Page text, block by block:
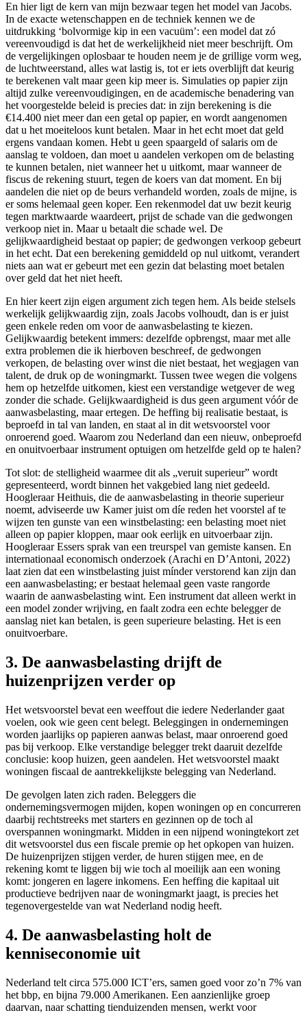
En hier ligt de kern van mijn bezwaar tegen het model van Jacobs.
In de exacte wetenschappen en de techniek kennen we de
uitdrukking ‘bolvormige kip in een vacuüm’: een model dat zó
vereenvoudigd is dat het de werkelijkheid niet meer beschrijft. Om
de vergelijkingen oplosbaar te houden neem je de grillige vorm weg,
de luchtweerstand, alles wat lastig is, tot er iets overblijft dat keurig
te berekenen valt maar geen kip meer is. Simulaties op papier zijn
altijd zulke vereenvoudigingen, en de academische benadering van
het voorgestelde beleid is precies dat: in zijn berekening is die
€14.400 niet meer dan een getal op papier, en wordt aangenomen
dat u het moeiteloos kunt betalen. Maar in het echt moet dat geld
ergens vandaan komen. Hebt u geen spaargeld of salaris om de
aanslag te voldoen, dan moet u aandelen verkopen om de belasting
te kunnen betalen, niet wanneer het u uitkomt, maar wanneer de
fiscus de rekening stuurt, tegen de koers van dat moment. En bij
aandelen die niet op de beurs verhandeld worden, zoals de mijne, is
er soms helemaal geen koper. Een rekenmodel dat uw bezit keurig
tegen marktwaarde waardeert, prijst de schade van die gedwongen
verkoop niet in. Maar u betaalt die schade wel. De
gelijkwaardigheid bestaat op papier; de gedwongen verkoop gebeurt
in het echt. Dat een berekening gemiddeld op nul uitkomt, verandert
niets aan wat er gebeurt met een gezin dat belasting moet betalen
over geld dat het niet heeft.
En hier keert zijn eigen argument zich tegen hem. Als beide stelsels
werkelijk gelijkwaardig zijn, zoals Jacobs volhoudt, dan is er juist
geen enkele reden om voor de aanwasbelasting te kiezen.
Gelijkwaardig betekent immers: dezelfde opbrengst, maar met alle
extra problemen die ik hierboven beschreef, de gedwongen
verkopen, de belasting over winst die niet bestaat, het wegjagen van
talent, de druk op de woningmarkt. Tussen twee wegen die volgens
hem op hetzelfde uitkomen, kiest een verstandige wetgever de weg
zonder die schade. Gelijkwaardigheid is dus geen argument vóór de
aanwasbelasting, maar ertegen. De heffing bij realisatie bestaat, is
beproefd in tal van landen, en staat al in dit wetsvoorstel voor
onroerend goed. Waarom zou Nederland dan een nieuw, onbeproefd
en onuitvoerbaar instrument optuigen om hetzelfde geld op te halen?
Tot slot: de stelligheid waarmee dit als „veruit superieur” wordt
gepresenteerd, wordt binnen het vakgebied lang niet gedeeld.
Hoogleraar Heithuis, die de aanwasbelasting in theorie superieur
noemt, adviseerde uw Kamer juist om díe reden het voorstel af te
wijzen ten gunste van een winstbelasting: een belasting moet niet
alleen op papier kloppen, maar ook eerlijk en uitvoerbaar zijn.
Hoogleraar Essers sprak van een treurspel van gemiste kansen. En
internationaal economisch onderzoek (Arachi en D’Antoni, 2022)
laat zien dat een winstbelasting juist mínder verstorend kan zijn dan
een aanwasbelasting; er bestaat helemaal geen vaste rangorde
waarin de aanwasbelasting wint. Een instrument dat alleen werkt in
een model zonder wrijving, en faalt zodra een echte belegger de
aanslag niet kan betalen, is geen superieure belasting. Het is een
onuitvoerbare.
3. De aanwasbelasting drijft de
huizenprijzen verder op
Het wetsvoorstel bevat een weeffout die iedere Nederlander gaat
voelen, ook wie geen cent belegt. Beleggingen in ondernemingen
worden jaarlijks op papieren aanwas belast, maar onroerend goed
pas bij verkoop. Elke verstandige belegger trekt daaruit dezelfde
conclusie: koop huizen, geen aandelen. Het wetsvoorstel maakt
woningen fiscaal de aantrekkelijkste belegging van Nederland.
De gevolgen laten zich raden. Beleggers die
ondernemingsvermogen mijden, kopen woningen op en concurreren
daarbij rechtstreeks met starters en gezinnen op de toch al
overspannen woningmarkt. Midden in een nijpend woningtekort zet
dit wetsvoorstel dus een fiscale premie op het opkopen van huizen.
De huizenprijzen stijgen verder, de huren stijgen mee, en de
rekening komt te liggen bij wie toch al moeilijk aan een woning
komt: jongeren en lagere inkomens. Een heffing die kapitaal uit
productieve bedrijven naar de woningmarkt jaagt, is precies het
tegenovergestelde van wat Nederland nodig heeft.
4. De aanwasbelasting holt de
kenniseconomie uit
Nederland telt circa 575.000 ICT’ers, samen goed voor zo’n 7% van
het bbp, en bijna 79.000 Amerikanen. Een aanzienlijke groep
daarvan, naar schatting tienduizenden mensen, werkt voor